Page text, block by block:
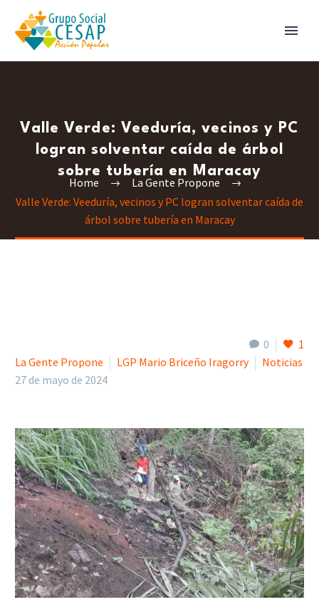
Valle Verde: Veeduría, vecinos y PC
logran solventar caída de árbol
sobre tubería en Maracay
Home
La Gente Propone
Valle Verde: Veeduría, vecinos y PC logran solventar caída de
árbol sobre tubería en Maracay
0
1
La Gente Propone
LGP Mario Briceño Iragorry
Noticias
27 de mayo de 2024